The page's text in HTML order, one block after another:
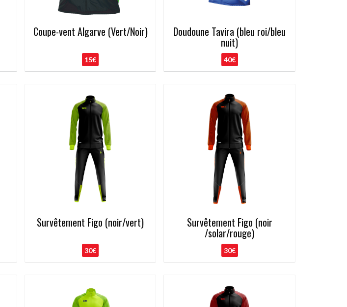
Coupe-vent Algarve (Vert/Noir)
15€
Doudoune Tavira (bleu roi/bleu
nuit)
40€
Survêtement Figo (noir/vert)
30€
Survêtement Figo (noir
/solar/rouge)
30€